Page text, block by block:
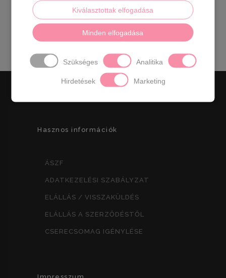
Ápolás:
fehér-szürke-
feketeSzármazási hely: EU A mintát/színt a
képen lévő számmal lehet kiválasztani!
Hasznos információk
ÁSZF
ADATKEZELÉSI SZABÁLYZAT
ELÁLLÁS / VISSZAKÜLDÉS
ELÁLLÁS A SZERZŐDÉSTŐL
CSERECSOMAG IGÉNYLÉSE
Kiválasztottak elfogadása
Minden elfogadása
Szükséges Analitika
Hirdetések Marketing